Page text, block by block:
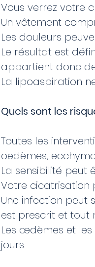
Vous verrez votre
Un vêtement
Les douleurs
Le résultat est
appartient donc
La lipoaspiration
Quels sont les
Toutes les
oedèmes,
La sensibilité peut
Votre cicatrisation
Une infection peut
est prescrit et tout
Les œdèmes et les
jours.